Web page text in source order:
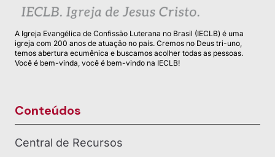
A Igreja Evangélica de Confissão Luterana no Brasil (IECLB) é uma
igreja com 200 anos de atuação no país. Cremos no Deus tri-uno,
temos abertura ecumênica e buscamos acolher todas as pessoas.
Você é bem-vinda, você é bem-vindo na IECLB!
Conteúdos
Central de Recursos